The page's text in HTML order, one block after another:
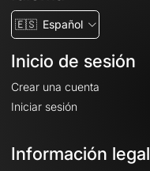
🇪🇸 Español
Inicio de sesión
Crear una cuenta
Iniciar sesión
Información legal